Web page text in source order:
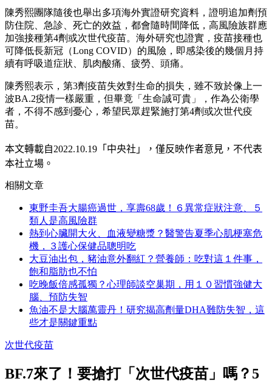
陳秀熙團隊隨後也舉出多項海外實證研究資料，證明追加劑預
防住院、急診、死亡的效益，都會隨時間降低，高風險族群應
加強接種第4劑或次世代疫苗。海外研究也證實，疫苗接種也
可降低長新冠（Long COVID）的風險，即感染後的幾個月持
續有呼吸道症狀、肌肉酸痛、疲勞、頭痛。
陳秀熙表示，第3劑疫苗失效對生命的損失，雖不致於像上一
波BA.2疫情一樣嚴重，但畢竟「生命誠可貴」，作為公衛學
者，不得不感到憂心，希望民眾趕緊施打第4劑或次世代疫
苗。
本文轉載自2022.10.19 「中央社」
，僅反映作者意見，不代表
本社立場。
相關文章
東野圭吾大腸癌過世，享壽68歲！６異常症狀注意、５
類人是高風險群
熱到心臟開大火、血液變糖漿？醫警告夏季心肌梗塞危
機，３護心保健品聰明吃
大豆油出包，豬油意外翻紅？營養師：吃對這１件事，
飽和脂肪也不怕
吃晚飯倍感孤獨？心理師談空巢期，用１０習慣強健大
腦、預防失智
魚油不是大腦萬靈丹！研究揭高劑量DHA難防失智，這
些才是關鍵重點
次世代疫苗
BF.7來了！要搶打「次世代疫苗」嗎？5